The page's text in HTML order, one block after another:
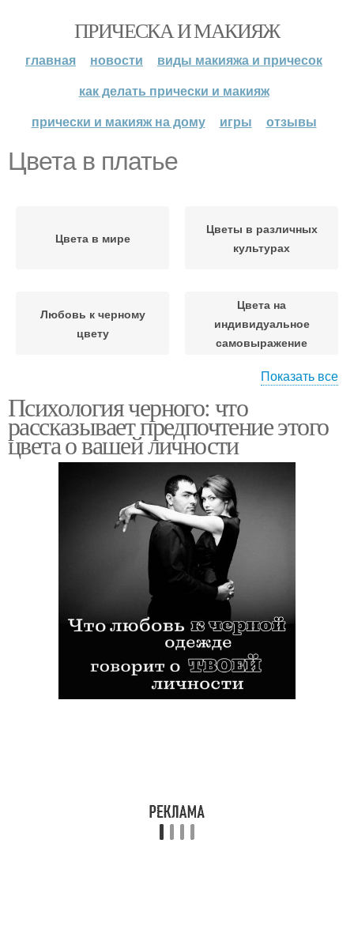
ПРИЧЕСКА И МАКИЯЖ
главная новости
виды макияжа и причесок
как делать прически и макияж
прически и макияж на дому
игры отзывы
Цвета в платье
Цвета в мире
Цветы в различных
культурах
Любовь к черному
цвету
Цвета на
индивидуальное
самовыражение
культурах
Цветы в искусстве
Показать все
Психология черного: что
рассказывает предпочтение этого
цвета о вашей личности